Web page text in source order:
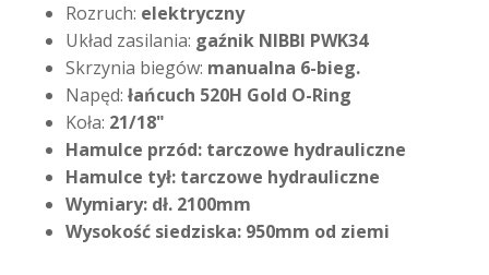
Rozruch: elektryczny
Układ zasilania: gaźnik NIBBI PWK34
Skrzynia biegów: manualna 6-bieg.
Napęd: łańcuch 520H Gold O-Ring
Koła: 21/18"
Hamulce przód: tarczowe hydrauliczne
Hamulce tył: tarczowe hydrauliczne
Wymiary: dł. 2100mm
Wysokość siedziska: 950mm od ziemi